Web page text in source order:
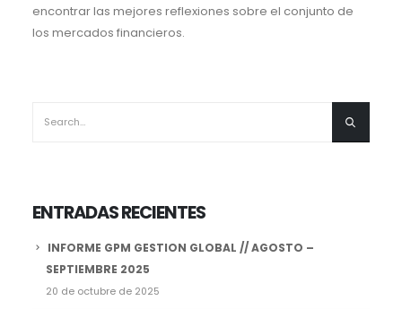
encontrar las mejores reflexiones sobre el conjunto de
los mercados financieros.
ENTRADAS RECIENTES
INFORME GPM GESTION GLOBAL // AGOSTO –
SEPTIEMBRE 2025
20 de octubre de 2025